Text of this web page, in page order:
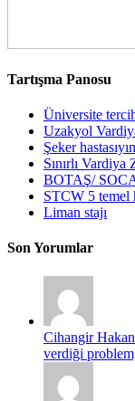
Tartışma Panosu
Üniversite
Uzakyol
Şeker
Sınırlı
BOTAŞ/
STCW 5 temel
Liman stajı
Son Yorumlar
Cihangir
verdiği